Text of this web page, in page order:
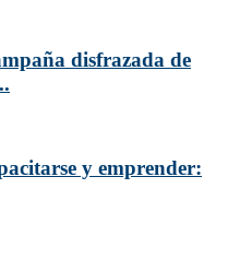
disfrazada de
y emprender: